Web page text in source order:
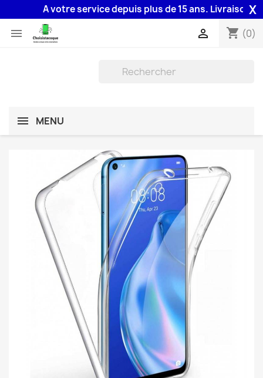
A votre service depuis plus de 15 ans. Livraison X
 shopping_cart (0)

MENU